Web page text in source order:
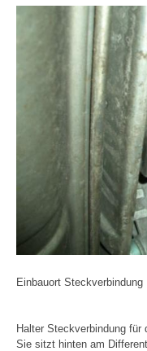
Einbauort Steckverbindung
Halter Steckverbindung für
Sie sitzt hinten am